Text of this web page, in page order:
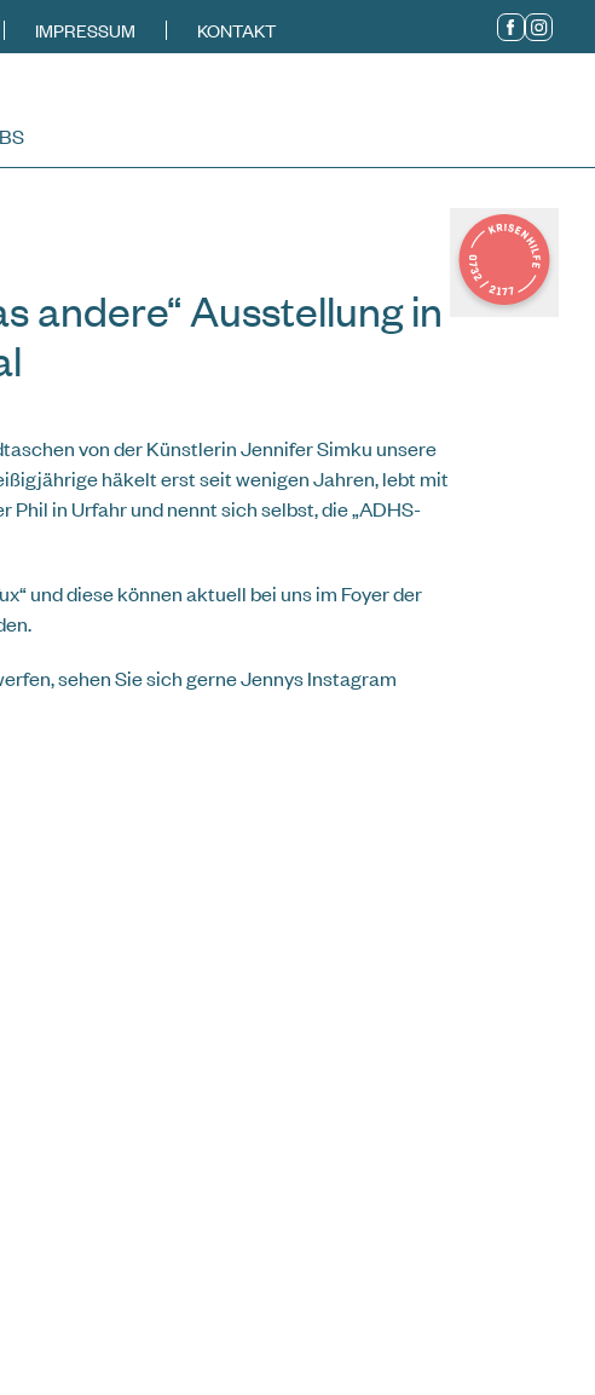
IMPRESSUM KONTAKT
andere“ Ausstellung in
von der Künstlerin Jennifer Simku unsere
häkelt erst seit wenigen Jahren, lebt mit
in Urfahr und nennt sich selbst, die „ADHS-
und diese können aktuell bei uns im Foyer der
sehen Sie sich gerne Jennys Instagram